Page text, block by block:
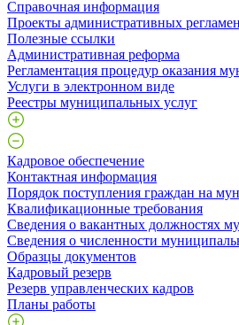
Справочная информация
Проекты административных
Полезные ссылки
Административная реформа
Регламентация процедур оказания
Услуги в электронном виде
Реестры муниципальных услуг
Кадровое обеспечение
Контактная информация
Порядок поступления граждан на
Квалификационные требования
Сведения о вакантных должностях
Сведения о численности
Образцы документов
Кадровый резерв
Резерв управленческих кадров
Планы работы